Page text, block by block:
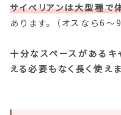
サイベリアンは大型種
あります。 （オスなら6〜
十分なスペースがあるキ
える必要もなく長く使え